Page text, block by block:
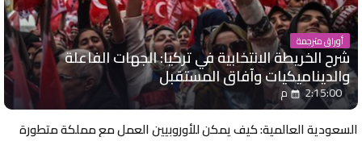
أوراق مترجمة
شرح الخريطة الانتخابية في تركيا: الجهات الفاعلة
والديناميكيات وآفاق المستقبل
2:15:00 م
السعودية العالمية: كيف يمكن للأوروبيين العمل مع مملكة متطورة